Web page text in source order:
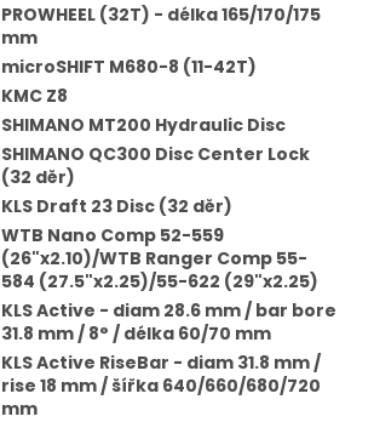
PROWHEEL (32T) - délka 165/170/175
mm
microSHIFT M680-8 (11-42T)
KMC Z8
SHIMANO MT200 Hydraulic Disc
SHIMANO QC300 Disc Center Lock
(32 děr)
KLS Draft 23 Disc (32 děr)
WTB Nano Comp 52-559
(26"x2.10)/WTB Ranger Comp 55-
584 (27.5"x2.25)/55-622 (29"x2.25)
KLS Active - diam 28.6 mm / bar bore
31.8 mm / 8° / délka 60/70 mm
KLS Active RiseBar - diam 31.8 mm /
rise 18 mm / šířka 640/660/680/720
mm